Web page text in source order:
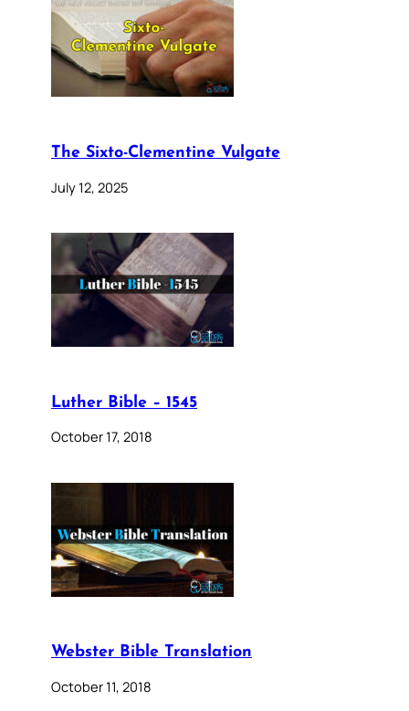
The Sixto-Clementine Vulgate
July 12, 2025
Luther Bible – 1545
October 17, 2018
Webster Bible Translation
October 11, 2018